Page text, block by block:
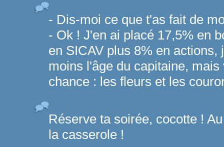
- Dis-moi ce que t'as fait de
- Ok ! J'en ai placé 17,5% en
en SICAV plus 8% en actions,
moins l'âge du capitaine,
chance : les fleurs et les
Réserve ta soirée, cocotte !
la casserole !